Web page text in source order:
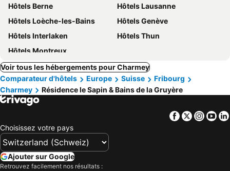
Hôtels Berne
Hôtels Lausanne
Hôtels Loèche-les-Bains
Hôtels Genève
Hôtels Interlaken
Hôtels Thun
Hôtels Montreux
Voir tous les hébergements pour Charmey
Comparateur d'hôtels
Europe Suisse
Fribourg
Charmey
Résidence le Sapin & Bains de la Gruyère
Facebook
Twitter
Choisissez votre pays
Ajouter sur Google
Retrouvez facilement nos résultats :